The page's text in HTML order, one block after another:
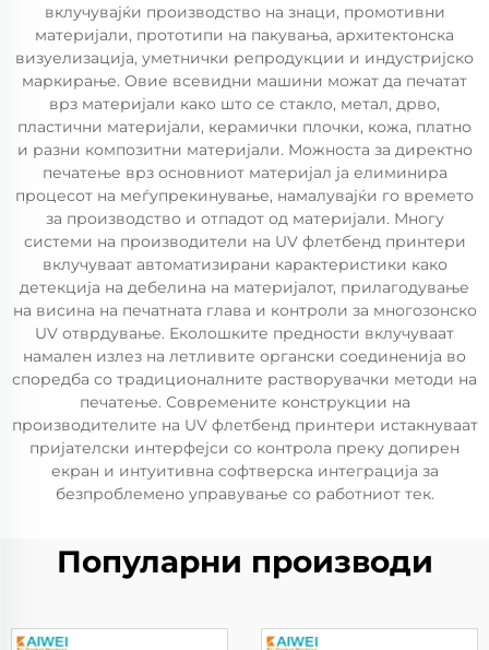
вклучувајќи производство на знаци, промотивни
материјали, прототипи на пакувања, архитектонска
визуелизација, уметнички репродукции и индустријско
маркирање. Овие всевидни машини можат да печатат
врз материјали како што се стакло, метал, дрво,
пластични материјали, керамички плочки, кожа, платно
и разни композитни материјали. Можноста за директно
печатење врз основниот материјал ја елиминира
процесот на меѓупрекинување, намалувајќи го времето
за производство и отпадот од материјали. Многу
системи на производители на UV флетбенд принтери
вклучуваат автоматизирани карактеристики како
детекција на дебелина на материјалот, прилагодување
на висина на печатната глава и контроли за многозонско
UV отврдување. Еколошките предности вклучуваат
намален излез на летливите органски соединенија во
споредба со традиционалните растворувачки методи на
печатење. Современите конструкции на
производителите на UV флетбенд принтери истакнуваат
пријателски интерфејси со контрола преку допирен
екран и интуитивна софтверска интеграција за
безпроблемено управување со работниот тек.
Популарни производи